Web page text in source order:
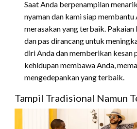
Saat Anda berpenampilan
nyaman dan kami siap
merasakan yang terbaik.
dan pas dirancang untuk
diri Anda dan memberikan kesan
kehidupan membawa Anda,
mengedepankan yang terbaik.
Tampil Tradisional Namun